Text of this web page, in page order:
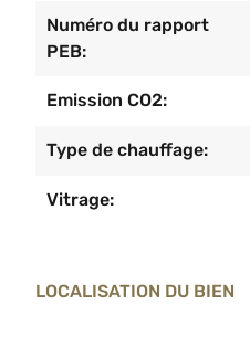
Numéro du rapport
PEB:
Emission CO2:
Type de chauffage:
Vitrage:
LOCALISATION DU BIEN